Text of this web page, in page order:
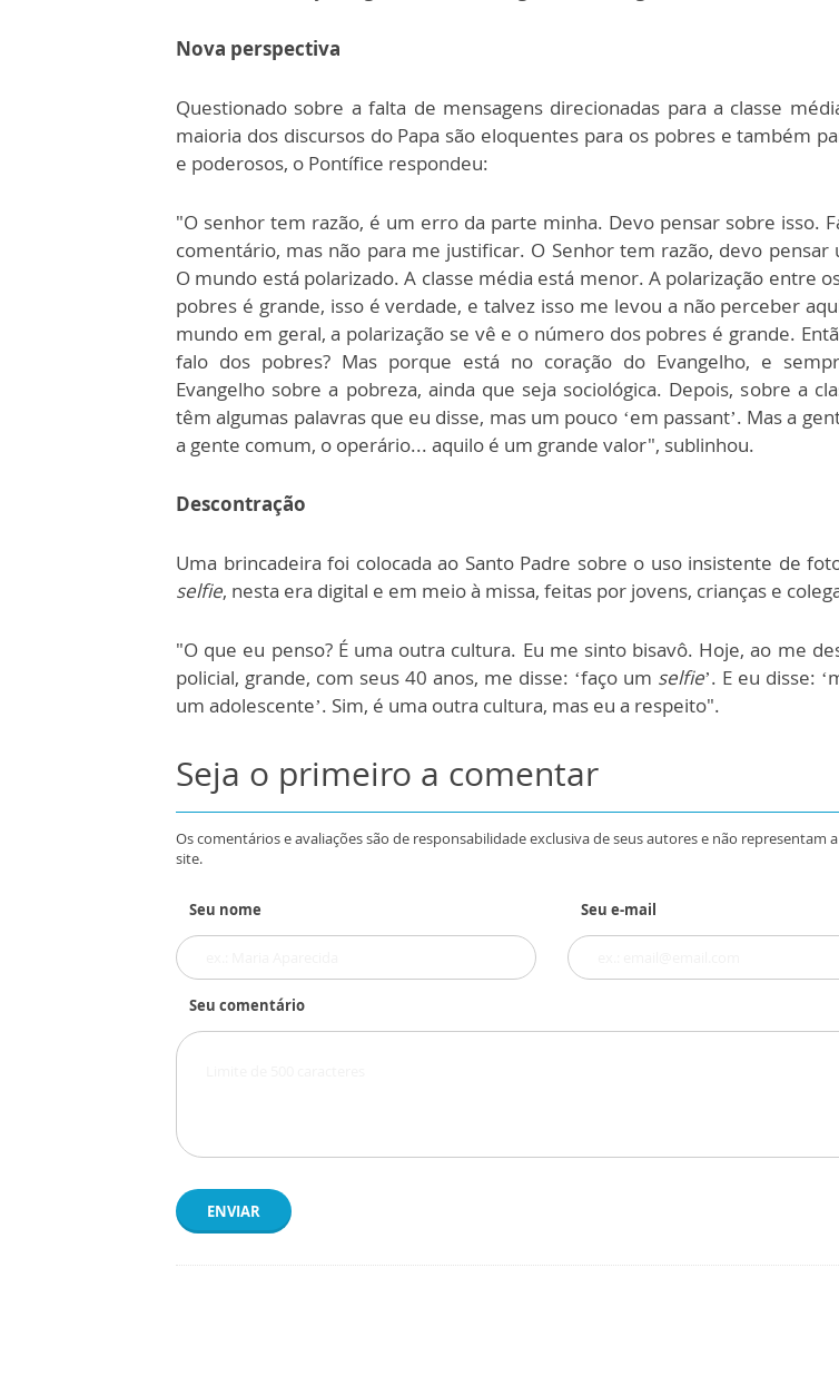
Nova perspectiva
Questionado sobre a falta de mensagens direcionadas para a classe
maioria dos discursos do Papa são eloquentes para os pobres e também
e poderosos, o Pontífice respondeu:
"O senhor tem razão, é um erro da parte minha. Devo pensar sobre isso.
comentário, mas não para me justificar. O Senhor tem razão, devo pensar
O mundo está polarizado. A classe média está menor. A polarização entre
pobres é grande, isso é verdade, e talvez isso me levou a não perceber
mundo em geral, a polarização se vê e o número dos pobres é grande.
falo dos pobres? Mas porque está no coração do Evangelho, e
Evangelho sobre a pobreza, ainda que seja sociológica. Depois, sobre a
têm algumas palavras que eu disse, mas um pouco ‘em passant’. Mas a
a gente comum, o operário... aquilo é um grande valor", sublinhou.
Descontração
Uma brincadeira foi colocada ao Santo Padre sobre o uso insistente de
selfie, nesta era digital e em meio à missa, feitas por jovens, crianças e
"O que eu penso? É uma outra cultura. Eu me sinto bisavô. Hoje, ao me
policial, grande, com seus 40 anos, me disse: ‘faço um selfie’. E eu disse:
um adolescente’. Sim, é uma outra cultura, mas eu a respeito".
Seja o primeiro a comentar
Os comentários e avaliações são de responsabilidade exclusiva de seus autores e não representam
site.
Seu nome Seu e-mail
Seu comentário
ENVIAR